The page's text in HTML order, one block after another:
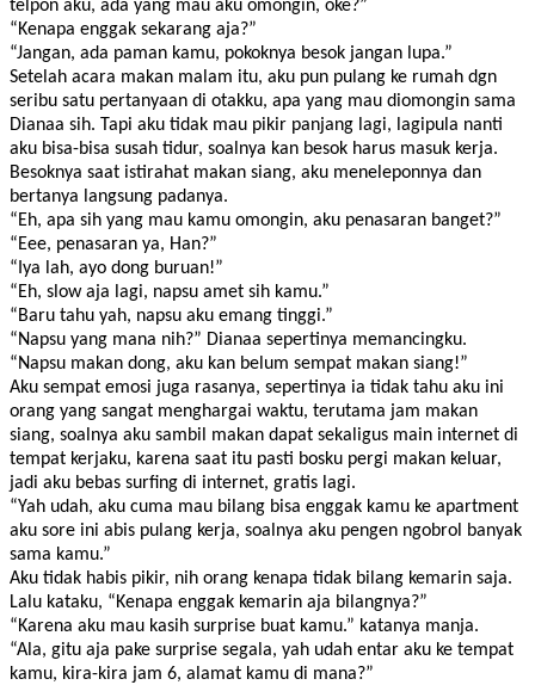
telpon aku, ada yang mau aku omongin, oke?”
“Kenapa enggak sekarang aja?”
“Jangan, ada paman kamu, pokoknya besok jangan lupa.”
Setelah acara makan malam itu, aku pun pulang ke rumah dgn
seribu satu pertanyaan di otakku, apa yang mau diomongin sama
Dianaa sih. Tapi aku tidak mau pikir panjang lagi, lagipula nanti
aku bisa-bisa susah tidur, soalnya kan besok harus masuk kerja.
Besoknya saat istirahat makan siang, aku meneleponnya dan
bertanya langsung padanya.
“Eh, apa sih yang mau kamu omongin, aku penasaran banget?”
“Eee, penasaran ya, Han?”
“Iya lah, ayo dong buruan!”
“Eh, slow aja lagi, napsu amet sih kamu.”
“Baru tahu yah, napsu aku emang tinggi.”
“Napsu yang mana nih?” Dianaa sepertinya memancingku.
“Napsu makan dong, aku kan belum sempat makan siang!”
Aku sempat emosi juga rasanya, sepertinya ia tidak tahu aku ini
orang yang sangat menghargai waktu, terutama jam makan
siang, soalnya aku sambil makan dapat sekaligus main internet di
tempat kerjaku, karena saat itu pasti bosku pergi makan keluar,
jadi aku bebas surfing di internet, gratis lagi.
“Yah udah, aku cuma mau bilang bisa enggak kamu ke apartment
aku sore ini abis pulang kerja, soalnya aku pengen ngobrol banyak
sama kamu.”
Aku tidak habis pikir, nih orang kenapa tidak bilang kemarin saja.
Lalu kataku, “Kenapa enggak kemarin aja bilangnya?”
“Karena aku mau kasih surprise buat kamu.” katanya manja.
“Ala, gitu aja pake surprise segala, yah udah entar aku ke tempat
kamu, kira-kira jam 6, alamat kamu di mana?”